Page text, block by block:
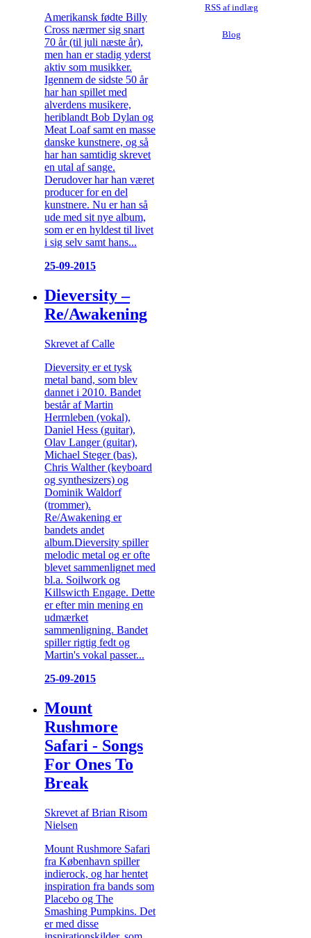
Amerikansk fødte Billy
Cross nærmer sig snart
70 år (til juli næste år),
men han er stadig yderst
aktiv som musikker.
Igennem de sidste 50 år
har han spillet med
alverdens musikere,
heriblandt Bob Dylan og
Meat Loaf samt en masse
danske kunstnere, og så
har han samtidig skrevet
en utal af sange.
Derudover har han været
producer for en del
kunstnere. Nu er han så
ude med sit nye album,
som er en hyldest til livet
i sig selv samt hans...
25-09-2015
Dieversity –
Re/Awakening
Skrevet af Calle
Dieversity er et tysk
metal band, som blev
dannet i 2010. Bandet
består af Martin
Herrnleben (vokal),
Daniel Hess (guitar),
Olav Langer (guitar),
Michael Steger (bas),
Chris Walther (keyboard
og synthesizers) og
Dominik Waldorf
(trommer).
Re/Awakening er
bandets andet
album.Dieversity spiller
melodic metal og er ofte
blevet sammenlignet med
bl.a. Soilwork og
Killswicth Engage. Dette
er efter min mening en
udmærket
sammenligning. Bandet
spiller rigtig fedt og
Martin's vokal passer...
25-09-2015
Mount
Rushmore
Safari - Songs
For Ones To
Break
Skrevet af Brian Risom
Nielsen
Mount Rushmore Safari
fra København spiller
indierock, og har hentet
inspiration fra bands som
Placebo og The
Smashing Pumpkins. Det
er med disse
RSS af indlæg
Blog